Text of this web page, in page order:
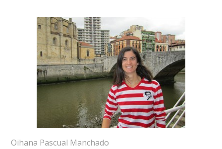
Oihana Pascual Manchado